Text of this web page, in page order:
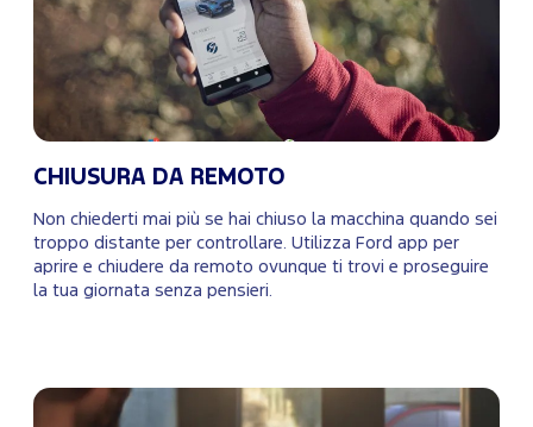
CHIUSURA DA REMOTO
Non chiederti mai più se hai chiuso la macchina quando sei
troppo distante per controllare. Utilizza Ford app per
aprire e chiudere da remoto ovunque ti trovi e proseguire
la tua giornata senza pensieri.